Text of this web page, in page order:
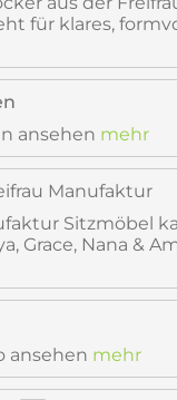
für klares,
ansehen mehr
Manufaktur
Sitzmöbel
Grace, Nana &
ansehen mehr